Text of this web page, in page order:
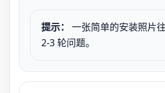
提示：
一张简单的安装照片
2-3 轮问题。